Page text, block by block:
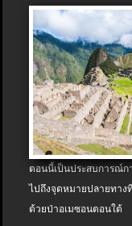
ตอนนี้เป็นประสบการณ์
ไปถึงจุดหมายปลายทา
ด้วยป่าอเมซอนตอนใต้